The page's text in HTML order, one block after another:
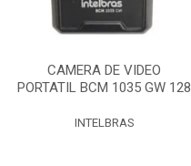
CAMERA DE VIDEO
PORTATIL BCM 1035 GW 128
INTELBRAS